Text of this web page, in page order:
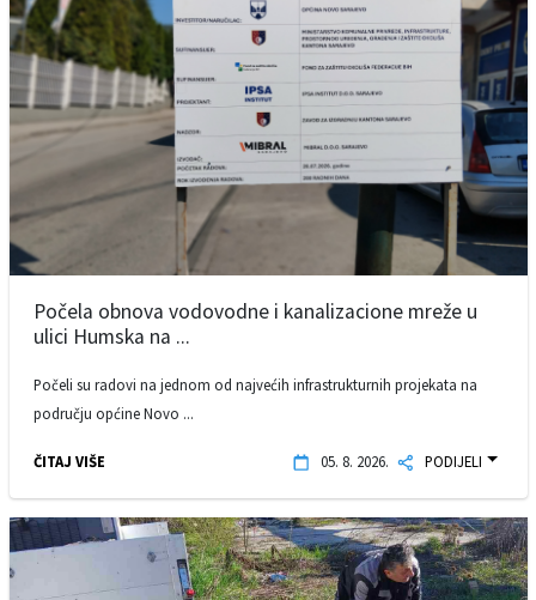
Počela obnova vodovodne i kanalizacione mreže u
ulici Humska na ...
Počeli su radovi na jednom od najvećih infrastrukturnih projekata na
području općine Novo ...
ČITAJ VIŠE 05. 8. 2026. PODIJELI